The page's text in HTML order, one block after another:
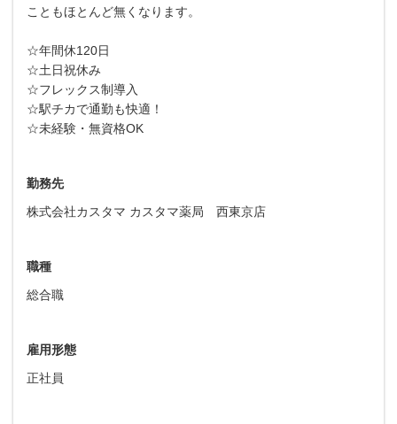
こともほとんど無くなります。
☆年間休120日
☆土日祝休み
☆フレックス制導入
☆駅チカで通勤も快適！
☆未経験・無資格OK
勤務先
株式会社カスタマ カスタマ薬局 西東京店
職種
総合職
雇用形態
正社員